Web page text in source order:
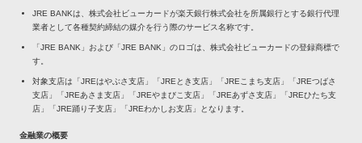
JRE BANKは、株式会社ビューカードが楽天銀行株式会社を所属銀行とする銀行代理
業者として各種契約締結の媒介を行う際のサービス名称です。
「JRE BANK」および「JRE BANK」のロゴは、株式会社ビューカードの登録商標で
す。
対象支店は「JREはやぶさ支店」「JREとき支店」「JREこまち支店」「JREつばさ
支店」「JREあさま支店」「JREやまびこ支店」「JREあずさ支店」「JREひたち支
店」「JRE踊り子支店」「JREわかしお支店」となります。
金融業の概要